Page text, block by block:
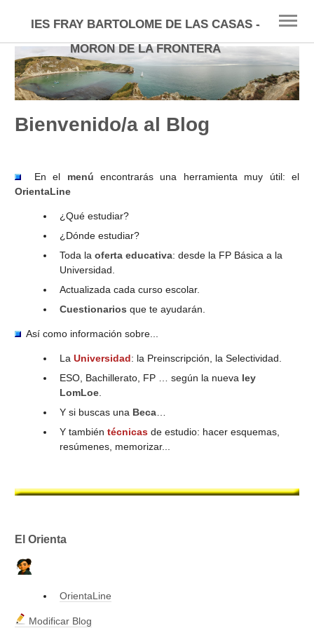
IES FRAY BARTOLOME DE LAS CASAS -
MORON DE LA FRONTERA
INICIO
BACHILLERATO
UNIVERSIDAD
TÉCNICAS ESTUDIO
CUESTIONARIOS
Bienvenido/a al Blog
En el menúencontrarás una herramienta muy útil: el
OrientaLine
¿Qué estudiar?
¿Dónde estudiar?
Toda laoferta educativa: desde la FP Básica a la
Universidad.
Actualizada cada curso escolar.
Cuestionariosque te ayudarán.
Así como información sobre...
LaUniversidad: la Preinscripción, la Selectividad.
ESO, Bachillerato, FP … según la nueva ley
LomLoe
Y si buscas una Beca
Y tambiéntécnicasde estudio: hacer esquemas,
resúmenes, memorizar...
El Orienta
OrientaLine
Modificar Blog